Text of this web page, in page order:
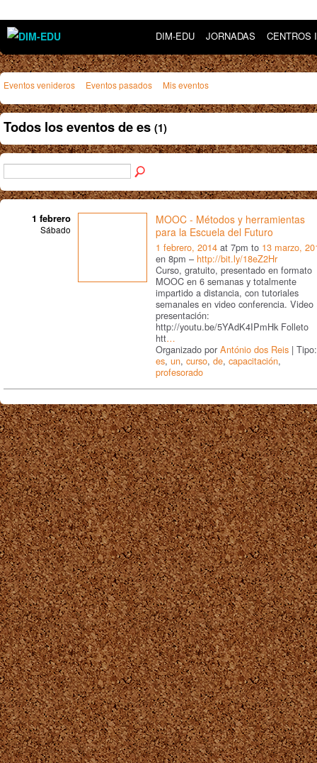
DIM-EDU JORNADAS CENTROS
Eventos venideros Eventos pasados Mis eventos
Todos los eventos de es (1)
1 febrero
Sábado
MOOC - Métodos y herramientas
para la Escuela del Futuro
1 febrero, 2014 at 7pm to 13 marzo,
en 8pm – http://bit.ly/18eZ2Hr
Curso, gratuito, presentado en formato
MOOC en 6 semanas y totalmente
impartido a distancia, con tutoriales
semanales en video conferencia. Video
presentación:
http://youtu.be/5YAdK4IPmHk Folleto
htt…
Organizado por António dos Reis | Tipo:
es, un, curso, de, capacitación,
profesorado